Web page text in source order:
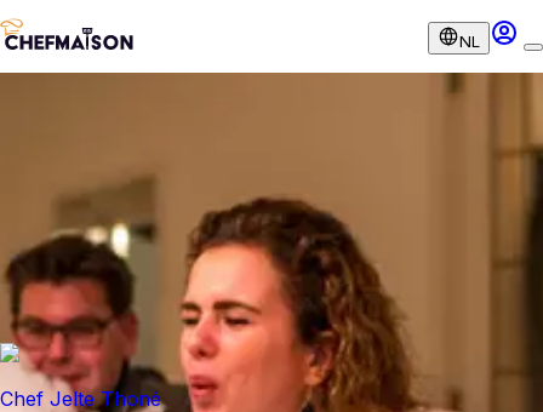
NL
Chef Jelte Thoné